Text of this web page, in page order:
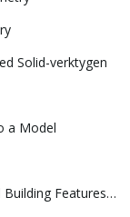
Solid-verktygen
a Model
Modeling Specific Shapes, Objects, and Building Features in 3D